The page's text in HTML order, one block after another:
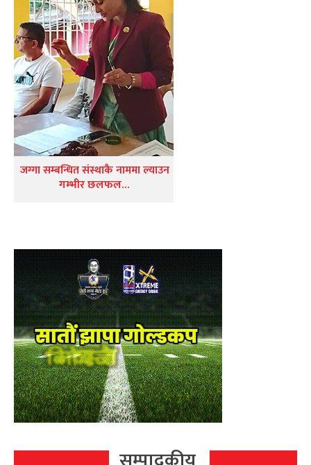
जग्गा सम्बन्धित संस्थाकै नाममा ल्याउन
गम्भीर छलफल…